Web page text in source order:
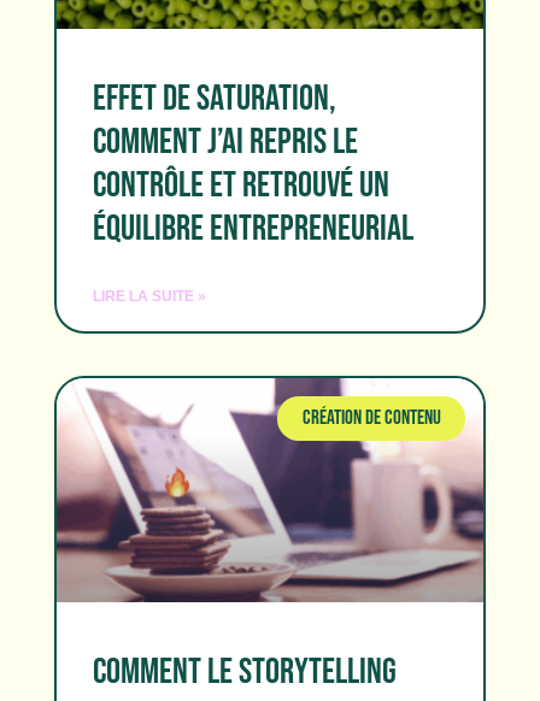
EFFET DE SATURATION,
COMMENT J’AI REPRIS LE
CONTRÔLE ET RETROUVÉ UN
ÉQUILIBRE ENTREPRENEURIAL
LIRE LA SUITE »
CRÉATION DE CONTENU
COMMENT LE STORYTELLING